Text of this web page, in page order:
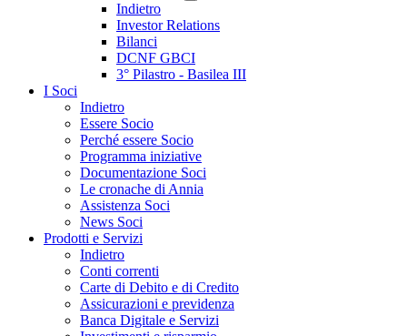
Indietro
Investor Relations
Bilanci
DCNF GBCI
3° Pilastro - Basilea III
I Soci
Indietro
Essere Socio
Perché essere Socio
Programma iniziative
Documentazione Soci
Le cronache di Annia
Assistenza Soci
News Soci
Prodotti e Servizi
Indietro
Conti correnti
Carte di Debito e di Credito
Assicurazioni e previdenza
Banca Digitale e Servizi